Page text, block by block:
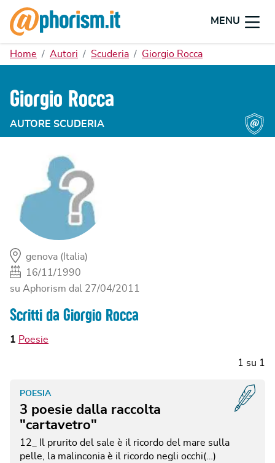
MENU
Home Autori Scuderia Giorgio Rocca
Giorgio Rocca
AUTORE SCUDERIA
genova (Italia)
16/11/1990
su Aphorism dal 27/04/2011
Scritti da Giorgio Rocca
1 Poesie
1 su 1
3 poesie dalla raccolta
"cartavetro"
POESIA
12_ Il prurito del sale è il ricordo del mare sulla
pelle, la malinconia è il ricordo negli occhi(…)